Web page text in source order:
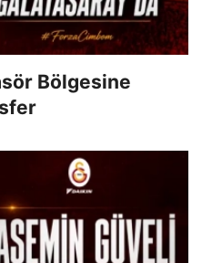
Bölgesine